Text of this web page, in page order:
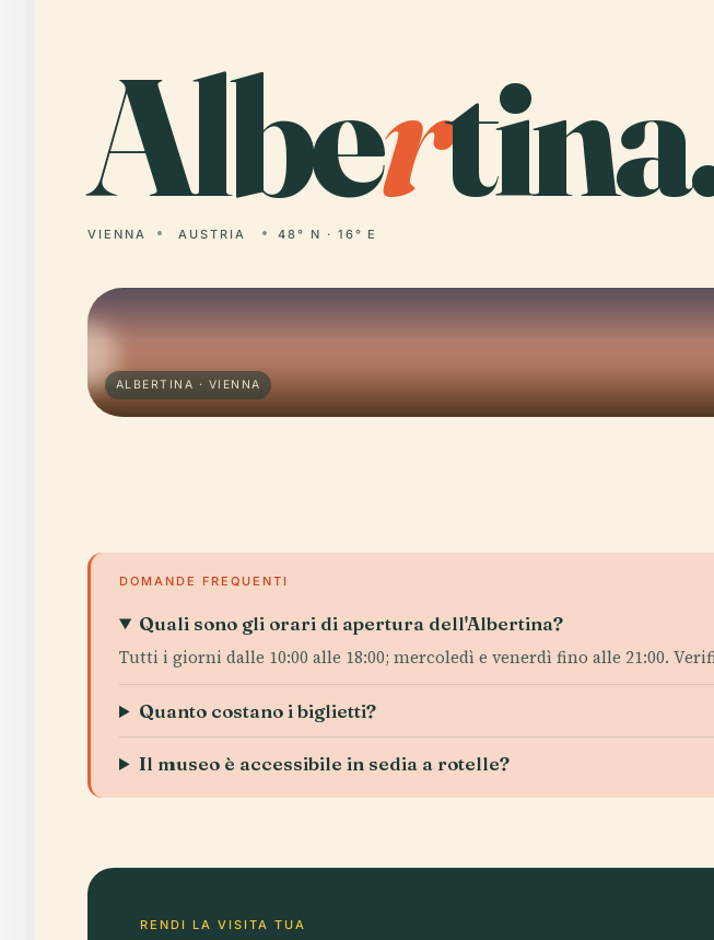
Alber
VIENNA AUSTRIA 48° N · 16° E
ALBERTINA · VIENNA
DOMANDE FREQUENTI
Quali sono gli orari di apertura dell'Albertina?
Tutti i giorni dalle 10:00 alle 18:00; mercoledì e venerdì fino alle 21:00.
Quanto costano i biglietti?
Il museo è accessibile in sedia a rotelle?
RENDI LA VISITA TUA